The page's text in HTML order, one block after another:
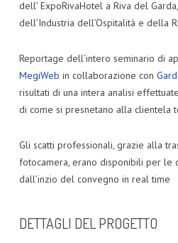
NEWS
CONTATTAMI
dell’ ExpoRivaHotel a Riva del
dell’Industria dell’Ospitalità e della
Reportage dell’intero seminario di
MegiWeb in collaborazione con
risultati di una intera analisi
di come si presnetano alla clientela
Gli scatti professionali, grazie alla
fotocamera, erano disponibili per le
dall’inzio del convegno in real time
DETTAGLI DEL PROGETTO